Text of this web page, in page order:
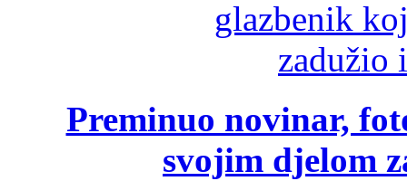
Preminuo novinar,
svojim djelom